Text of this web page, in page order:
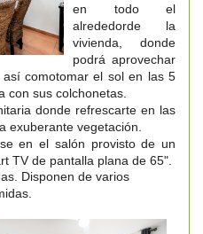
en todo el
alrededorde la
vivienda, donde
podrá aprovechar
comotomar el sol en las 5
con sus colchonetas.
donde refrescarte en las
exuberante vegetación.
en el salón provisto de un
TV de pantalla plana de 65".
Disponen de varios